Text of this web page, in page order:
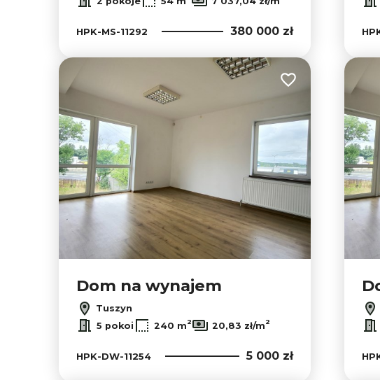
HPK-MS-11292 380 000 zł
Dodaj do ulubionych
Dom na wynajem
Tuszyn
5 pokoi 240 m2 20,83 zł/m2
HPK-DW-11254 5 000 zł